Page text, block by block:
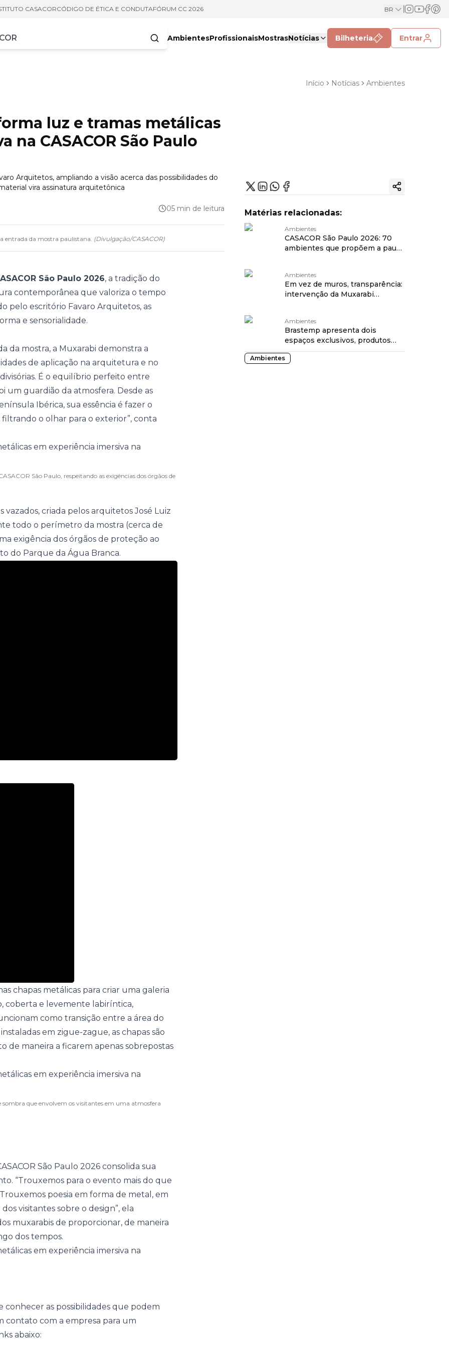
CASACORCÓDIGO DE ÉTICA E CONDUTAFÓRUM CC 2026 BR
AmbientesProfissionaisMostrasNotícias Bilheteria Entrar
Início Notícias Ambientes
luz e tramas metálicas
CASACOR São Paulo
Arquitetos, ampliando a visão acerca das possibilidades do
vira assinatura arquitetônica
05 min de leitura
entrada da mostra paulistana. (Divulgação/CASACOR)
São Paulo 2026, a tradição do
contemporânea que valoriza o tempo
pelo escritório Favaro Arquitetos, as
e sensorialidade.
da mostra, a Muxarabi demonstra a
de aplicação na arquitetura e no
É o equilíbrio perfeito entre
um guardião da atmosfera. Desde as
Ibérica, sua essência é fazer o
o olhar para o exterior”, conta
São Paulo, respeitando as exigências dos órgãos de
criada pelos arquitetos José Luiz
todo o perímetro da mostra (cerca de
exigência dos órgãos de proteção ao
do Parque da Água Branca.
chapas metálicas para criar uma galeria
coberta e levemente labiríntica,
como transição entre a área do
em zigue-zague, as chapas são
de maneira a ficarem apenas sobrepostas
que envolvem os visitantes em uma atmosfera
São Paulo 2026 consolida sua
“Trouxemos para o evento mais do que
poesia em forma de metal, em
visitantes sobre o design”, ela
muxarabis de proporcionar, de maneira
dos tempos.
conhecer as possibilidades que podem
com a empresa para um
abaixo:
Copiar link
Matérias relacionadas:
Ambientes
CASACOR São Paulo 2026: 70
ambientes que propõem a pausa
Ambientes
Em vez de muros, transparência:
intervenção da Muxarabi
Ambientes
Brastemp apresenta dois
espaços exclusivos, produtos
inéditos e nova linguagem visual
na CASACOR São Paulo 2026
Ambientes